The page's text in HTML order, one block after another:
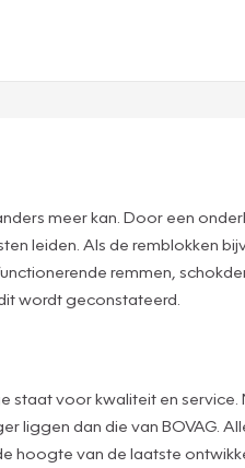
meer kan. Door een
leiden. Als de remblokken
remmen,
wordt geconstateerd.
voor kwaliteit en service.
liggen dan die van BOVAG.
hoogte van de laatste